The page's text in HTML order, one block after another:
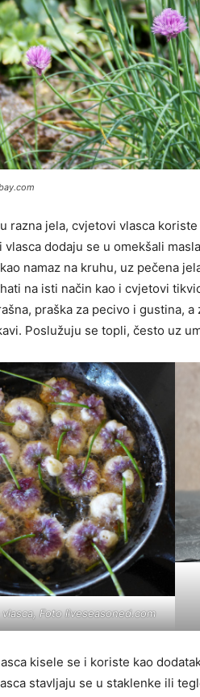
razna jela, cvjetovi vlasca
dodaju se u omekšali
namaz na kruhu, uz pečena
na isti način kao i cvjetovi
praška za pecivo i gustina,
Poslužuju se topli, često uz
Foto liveseasoned.com
kisele se i koriste kao
stavljaju se u staklenke ili